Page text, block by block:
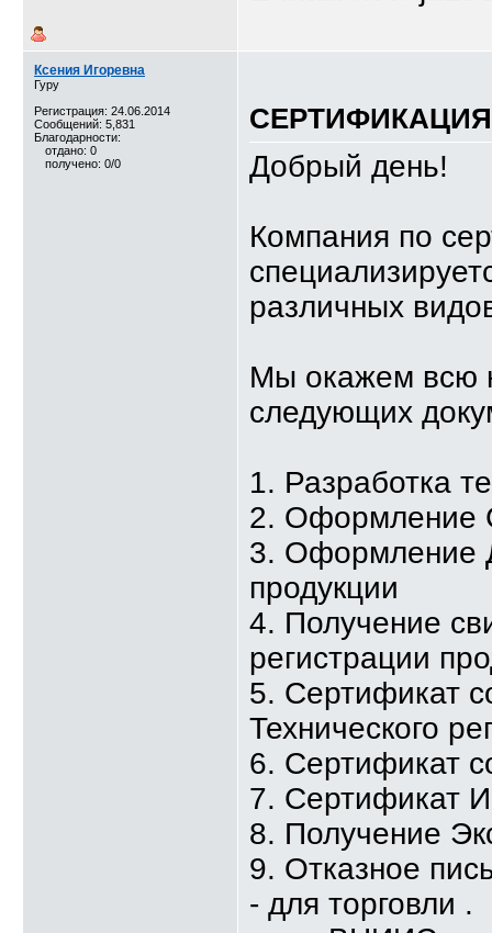
Ксения Игоревна
Гуру
Регистрация: 24.06.2014
Сообщений: 5,831
Благодарности:
отдано: 0
получено: 0/0
Добрый день!
Компания по
различных
Мы окажем всю
следующих
1. Разработка
2. Оформление
3. Оформление
продукции
4. Получение
регистрации
5. Сертификат
Технического
6. Сертификат
7. Сертификат
8. Получение
9. Отказное
- для торговли .